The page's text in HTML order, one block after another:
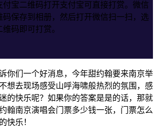
付宝二维码打开支付宝可直接打赏。微信
码保存到相册，然后打开微信扫一扫，选
码即可打赏。
你们一个好消息，今年甜约翰要来南京举
想去现场感受山呼海啸般热烈的氛围，感
的快乐呢？如果你的答案是是的话，那就
翰南京演唱会门票多少钱一张，门票怎么
快乐！